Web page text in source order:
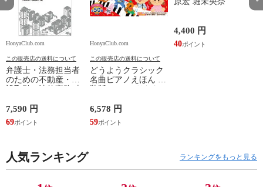
HonyaClub.com
この販売店の送料について
弁護士・法務担当者
のための不動産・建
開発、設計・監理、
建設請負 第２版 /富
田裕 小里佳嵩
7,590 円
69
HonyaClub.com
この販売店の送料について
どうようクラシック
名曲ピアノえほん 新
ワシマミワコ
6,578 円
59
4,400 円
40
人気ランキング ランキングをもっと見る